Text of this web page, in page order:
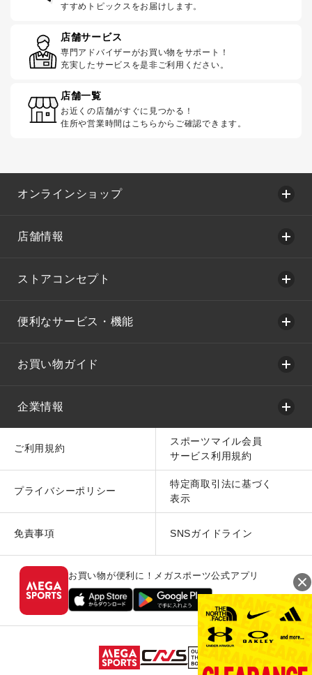
すすめトピックスをお届けします。
店舗サービス
専門アドバイザーがお買い物をサポート！
充実したサービスを是非ご利用ください。
店舗一覧
お近くの店舗がすぐに見つかる！
住所や営業時間はこちらからご確認できます。
オンラインショップ
店舗情報
ストアコンセプト
便利なサービス・機能
お買い物ガイド
企業情報
ご利用規約
スポーツマイル会員
サービス利用規約
プライバシーポリシー
特定商取引法に基づく
表示
免責事項 SNSガイドライン
お買い物が便利に！メガスポーツ公式アプリ